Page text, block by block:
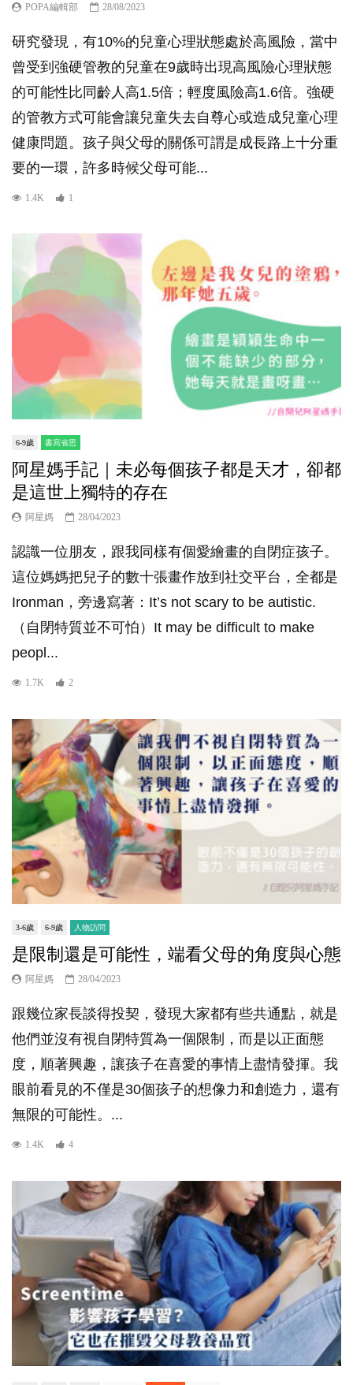
POPA編輯部 28/08/2023
研究發現，有10%的兒童心理狀態處於高風險，當中
曾受到強硬管教的兒童在9歲時出現高風險心理狀態
的可能性比同齡人高1.5倍；輕度風險高1.6倍。強硬
的管教方式可能會讓兒童失去自尊心或造成兒童心理
健康問題。孩子與父母的關係可謂是成長路上十分重
要的一環，許多時候父母可能...
1.4K 1
6-9歲 書寫省思
阿星媽手記｜未必每個孩子都是天才，卻都
是這世上獨特的存在
阿星媽 28/04/2023
認識一位朋友，跟我同樣有個愛繪畫的自閉症孩子。
這位媽媽把兒子的數十張畫作放到社交平台，全都是
Ironman，旁邊寫著：It’s not scary to be autistic.
（自閉特質並不可怕）It may be difficult to make
peopl...
1.7K 2
3-6歲 6-9歲 人物訪問
是限制還是可能性，端看父母的角度與心態
阿星媽 28/04/2023
跟幾位家長談得投契，發現大家都有些共通點，就是
他們並沒有視自閉特質為一個限制，而是以正面態
度，順著興趣，讓孩子在喜愛的事情上盡情發揮。我
眼前看見的不僅是30個孩子的想像力和創造力，還有
無限的可能性。...
1.4K 4